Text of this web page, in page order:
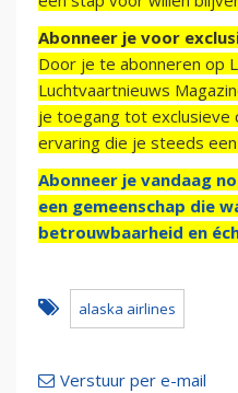
Abonneer je voor
Door je te abonneren op
Luchtvaartnieuws
je toegang tot exclusieve
ervaring die je steeds
Abonneer je vandaag
een gemeenschap die
betrouwbaarheid en
alaska airlines
Verstuur per e-mail